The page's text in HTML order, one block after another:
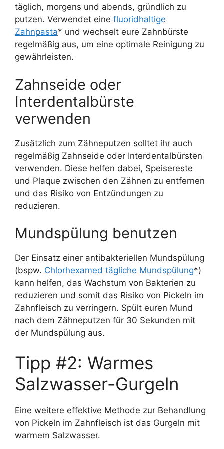
täglich, morgens und abends, gründlich zu
putzen. Verwendet eine fluoridhaltige
Zahnpasta* und wechselt eure Zahnbürste
regelmäßig aus, um eine optimale Reinigung zu
gewährleisten.
Zahnseide oder
Interdentalbürste
verwenden
Zusätzlich zum Zähneputzen solltet ihr auch
regelmäßig Zahnseide oder Interdentalbürsten
verwenden. Diese helfen dabei, Speisereste
und Plaque zwischen den Zähnen zu entfernen
und das Risiko von Entzündungen zu
reduzieren.
Mundspülung benutzen
Der Einsatz einer antibakteriellen Mundspülung
(bspw. Chlorhexamed tägliche Mundspülung*)
kann helfen, das Wachstum von Bakterien zu
reduzieren und somit das Risiko von Pickeln im
Zahnfleisch zu verringern. Spült euren Mund
nach dem Zähneputzen für 30 Sekunden mit
der Mundspülung aus.
Tipp #2: Warmes
Salzwasser-Gurgeln
Eine weitere effektive Methode zur Behandlung
von Pickeln im Zahnfleisch ist das Gurgeln mit
warmem Salzwasser.